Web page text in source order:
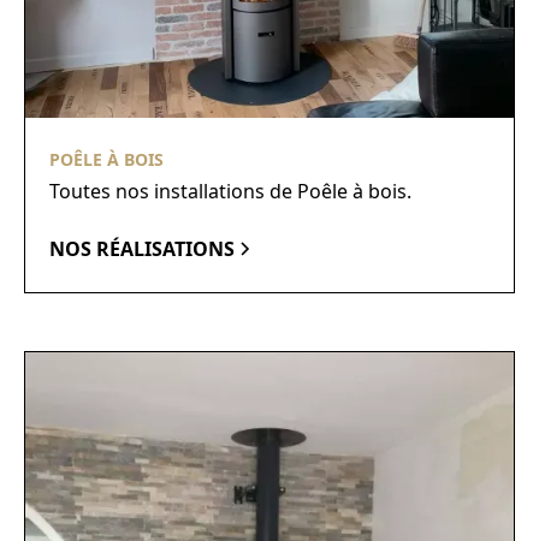
POÊLE À BOIS
Toutes nos installations de Poêle à bois.
NOS RÉALISATIONS